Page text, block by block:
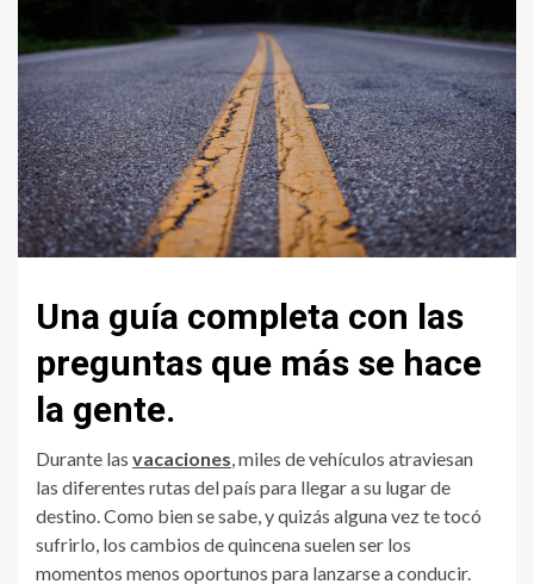
Una guía completa con las
preguntas que más se hace
la gente.
Durante las vacaciones, miles de vehículos atraviesan
las diferentes rutas del país para llegar a su lugar de
destino. Como bien se sabe, y quizás alguna vez te tocó
sufrirlo, los cambios de quincena suelen ser los
momentos menos oportunos para lanzarse a conducir.